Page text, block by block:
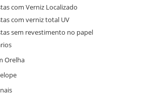
com Verniz Localizado
com verniz total UV
sem revestimento no papel
Orelha